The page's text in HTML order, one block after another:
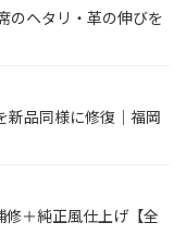
のヘタリ・革の伸びを
新品同様に修復｜福岡
修＋純正風仕上げ【全